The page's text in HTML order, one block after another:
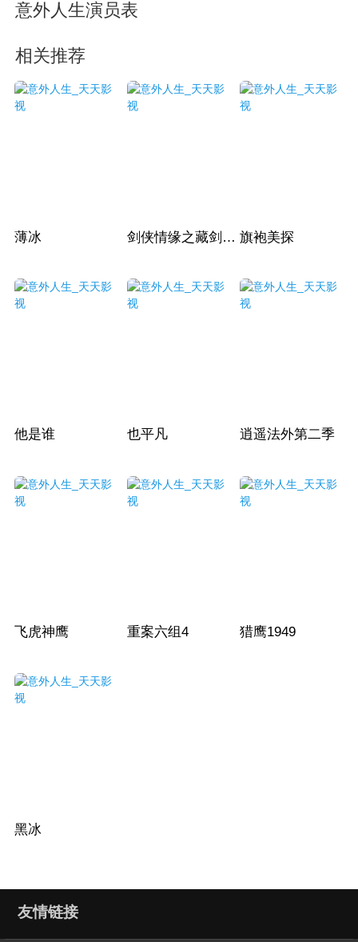
意外人生演员表
相关推荐
薄冰 剑侠情缘之藏剑山庄 旗袍美探
他是谁 也平凡 逍遥法外第二季
飞虎神鹰 重案六组4 猎鹰1949
黑冰
友情链接